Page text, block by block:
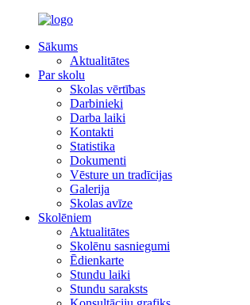
Sākums
Aktualitātes
Par skolu
Skolas vērtības
Darbinieki
Darba laiki
Kontakti
Statistika
Dokumenti
Vēsture un tradīcijas
Galerija
Skolas avīze
Skolēniem
Aktualitātes
Skolēnu sasniegumi
Ēdienkarte
Stundu laiki
Stundu saraksts